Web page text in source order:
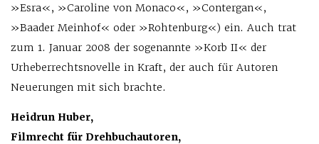
»Esra«, »Caroline von Monaco«, »Contergan«,
»Baader Meinhof« oder »Rohtenburg«) ein. Auch trat
zum 1. Januar 2008 der sogenannte »Korb II« der
Urheberrechtsnovelle in Kraft, der auch für Autoren
Neuerungen mit sich brachte.
Heidrun Huber,
Filmrecht für Drehbuchautoren,